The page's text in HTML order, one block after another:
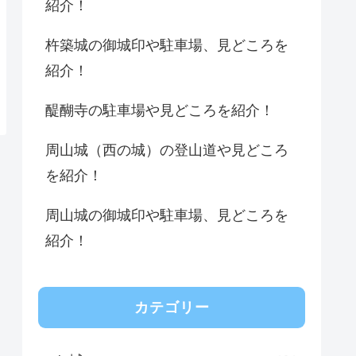
紹介！
杵築城の御城印や駐車場、見どころを
紹介！
醍醐寺の駐車場や見どころを紹介！
周山城（西の城）の登山道や見どころ
を紹介！
周山城の御城印や駐車場、見どころを
紹介！
カテゴリー